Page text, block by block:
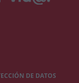
DE DATOS